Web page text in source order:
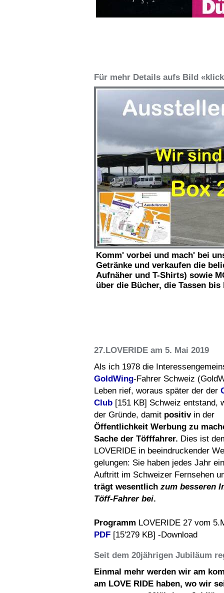
Für mehr Details aufs Bild
Komm' vorbei und mach' bei
Getränke und verkaufen die
Aufnäher und T-Shirts) sowie
über die Bücher, die Tassen
27.LOVERIDE am 5. Mai 2019
Als ich 1978 die
GoldWing-Fahrer Schweiz
Leben rief, woraus später der der
Club [151 KB] Schweiz entstand,
der Gründe, damit positiv in der
Öffentlichkeit Werbung zu ma
Sache der Töfffahrer. Dies ist
LOVERIDE in beeindruckender
gelungen: Sie haben jedes Jahr
Auftritt im Schweizer Fernsehen
trägt wesentlich zum besseren
Töff-Fahrer bei.
Programm LOVERIDE 27 vom
PDF [15'279 KB] -Download
Seit dem 20jährigen Jubiläum
Einmal mehr werden wir am
am LOVE RIDE haben, wo wir